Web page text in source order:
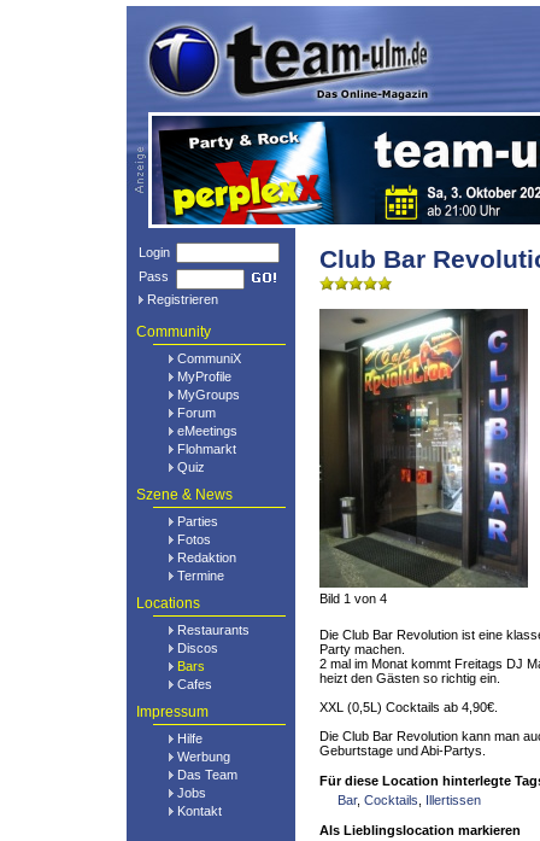
Login
Pass
Registrieren
Community
CommuniX
MyProfile
MyGroups
Forum
eMeetings
Flohmarkt
Quiz
Szene & News
Parties
Fotos
Redaktion
Termine
Locations
Restaurants
Discos
Bars
Cafes
Impressum
Hilfe
Werbung
Das Team
Jobs
Kontakt
Club Bar
Bild 1 von 4
Die Club Bar Revolution ist eine
Party machen.
2 mal im Monat kommt Freitags DJ
heizt den Gästen so richtig ein.
XXL (0,5L) Cocktails ab 4,90€.
Die Club Bar Revolution kann man
Geburtstage und Abi-Partys.
Für diese Location hinterlegte
Bar, Cocktails Illertissen
Als Lieblingslocation markieren